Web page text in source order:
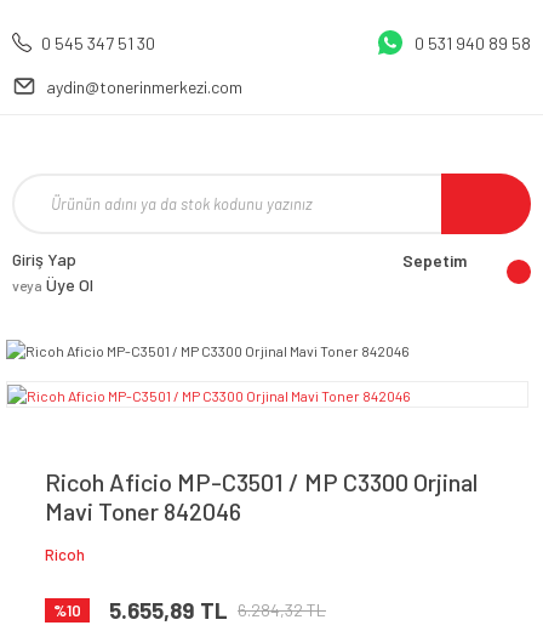
0 545 347 51 30 0 531 940 89 58
aydin@tonerinmerkezi.com
Giriş Yap
veya Üye Ol
Sepetim
Ricoh Aficio MP-C3501 / MP C3300 Orjinal
Mavi Toner 842046
Ricoh
%10 5.655,89 TL 6.284,32 TL